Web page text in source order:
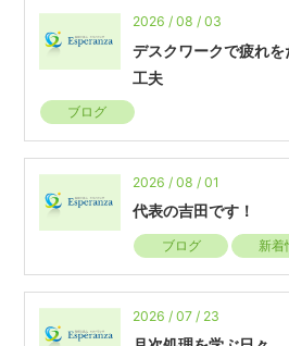
2026 / 08 / 03
デスクワークで疲れ
工夫
ブログ
2026 / 08 / 01
代表の吉田です！
ブログ 新着
2026 / 07 / 23